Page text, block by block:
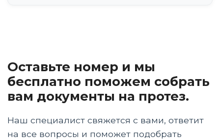
4. Технологии в протезировании
5. Процесс протезирования
6. Выбор протеза
Оставьте номер и мы
бесплатно поможем собрать
вам документы на протез.
Наш специалист свяжется с вами, ответит
на все вопросы и поможет подобрать